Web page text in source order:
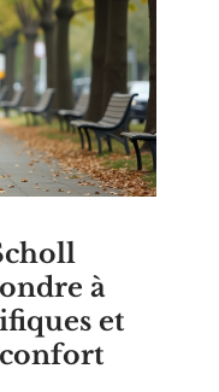
à
et